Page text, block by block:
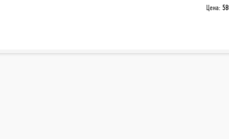
Цена: